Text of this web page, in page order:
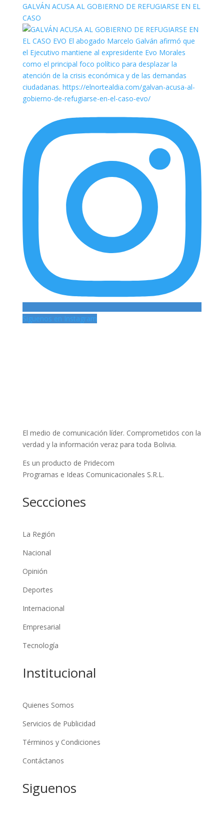
GALVÁN ACUSA AL GOBIERNO DE REFUGIARSE EN EL
CASO
Siguenos en Instagram
El medio de comunicación líder. Comprometidos con la
verdad y la información veraz para toda Bolivia.
Es un producto de Pridecom
Programas e Ideas Comunicacionales S.R.L.
Seccciones
La Región
Nacional
Opinión
Deportes
Internacional
Empresarial
Tecnología
Institucional
Quienes Somos
Servicios de Publicidad
Términos y Condiciones
Contáctanos
Siguenos